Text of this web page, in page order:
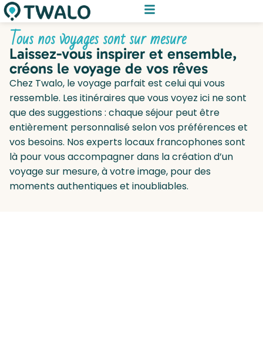
Tous nos voyages sont sur mesure
Laissez-vous inspirer et ensemble,
créons le voyage de vos rêves
Chez Twalo, le voyage parfait est celui qui vous
ressemble. Les itinéraires que vous voyez ici ne sont
que des suggestions : chaque séjour peut être
entièrement personnalisé selon vos préférences et
vos besoins. Nos experts locaux francophones sont
là pour vous accompagner dans la création d’un
voyage sur mesure, à votre image, pour des
moments authentiques et inoubliables.